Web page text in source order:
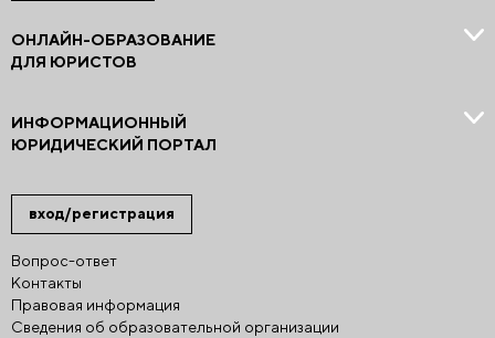
вход/регистрация
Вопрос-ответ
Контакты
Правовая информация
Сведения об образовательной организации
ОНЛАЙН-ОБРАЗОВАНИЕ
ДЛЯ ЮРИСТОВ
ИНФОРМАЦИОННЫЙ
ЮРИДИЧЕСКИЙ ПОРТАЛ